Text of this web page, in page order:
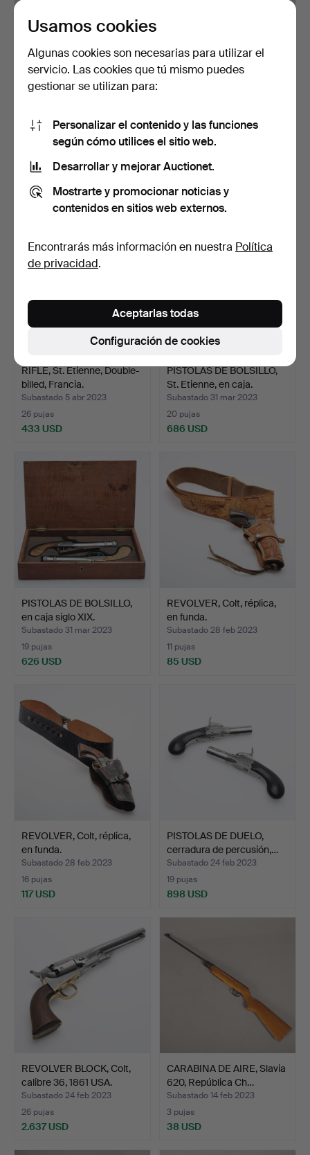
RIFLE, segunda mitad del
Subastado 5 may 2023
92 USD
RIFLE, marcado EE, siglo
Subastado 21 abr 2023
138 USD
RIFLE, St. Etienne, Double-
billed, Francia.
Subastado 5 abr 2023
26 pujas
433 USD
PISTOLAS DE BOLSILLO,
St. Etienne, en caja.
Subastado 31 mar 2023
20 pujas
686 USD
PISTOLAS DE BOLSILLO,
en caja siglo XIX.
Subastado 31 mar 2023
19 pujas
626 USD
REVOLVER, Colt, réplica,
en funda.
Subastado 28 feb 2023
11 pujas
85 USD
REVOLVER, Colt, réplica,
en funda.
Subastado 28 feb 2023
16 pujas
117 USD
PISTOLAS DE DUELO,
cerradura de percusión,…
Subastado 24 feb 2023
19 pujas
898 USD
REVOLVER BLOCK, Colt,
calibre 36, 1861 USA.
Subastado 24 feb 2023
26 pujas
2.637 USD
CARABINA DE AIRE, Slavia
620, República Ch…
Subastado 14 feb 2023
3 pujas
38 USD
Usamos cookies
Algunas cookies son necesarias para utilizar el
servicio. Las cookies que tú mismo puedes
gestionar se utilizan para:
Personalizar el contenido y las funciones
según cómo utilices el sitio web.
Desarrollar y mejorar Auctionet.
Mostrarte y promocionar noticias y
contenidos en sitios web externos.
Encontrarás más información en nuestra Política
de privacidad.
Configuración de cookies
Aceptarlas todas